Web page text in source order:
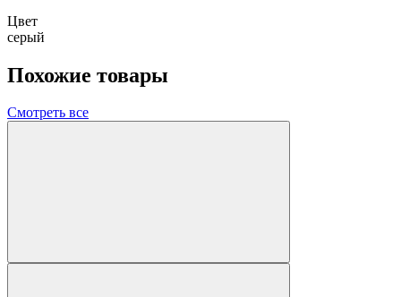
Цвет
серый
Похожие товары
Смотреть все